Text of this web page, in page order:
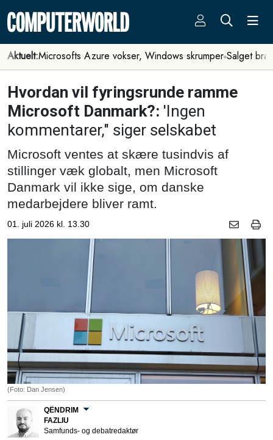
Aktuelt:Microsofts Azure vokser, Windows skrumper Salget
Hvordan vil fyringsrunde ramme
Microsoft Danmark?: 'Ingen
kommentarer," siger selskabet
Microsoft ventes at skære tusindvis af
stillinger væk globalt, men Microsoft
Danmark vil ikke sige, om danske
medarbejdere bliver ramt.
01. juli 2026 kl. 13.30
(Foto: Dan Jensen)
QËNDRIM
FAZLIU
Samfunds- og debatredaktør